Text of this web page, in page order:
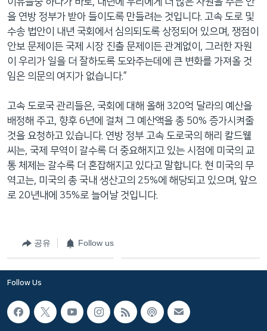
을 연방 정부가 받아 들이도록 만들려는 것입니다. 고속 도로 및
수송 법안이 내년 국회에서 심의되도록 상정되어 있으며, 쟁점이
안보 문제이든 국제 시장 진출 문제이든 관계없이, 그러한 자원
이 우리가 일을 더 잘하도록 도와주는데에 큰 변화를 가져올 것
임은 의문의 여지가 없습니다.”
고속 도로국 관리들은, 국회에 대해 올해 320억 달라의 예산을
배정해 주고, 향후 6년에 걸쳐 그 예산액을 총 50% 증가시켜줄
것을 요청하고 있습니다. 연방 정부 고속 도로국의 해리 칼드웰
씨는, 국제 무역이 갈수록 더 중요해지고 있는 시점에 미국의 교
통 체제는 갈수록 더 혼잡해지고 있다고 말합니다. 현 미국의 무
역고는, 미국의 총 국내 생산고의 25%에 해당되고 있으며, 앞으
로 20년내에 35%로 늘어날 것입니다.
공유 Follow us
Follow Us